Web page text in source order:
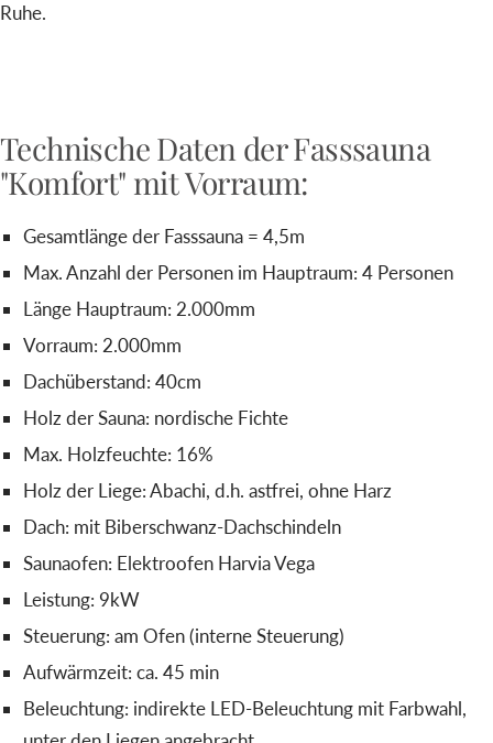
Ruhe.
Technische Daten der Fasssauna
"Komfort" mit Vorraum:
Gesamtlänge der Fasssauna = 4,5m
Max. Anzahl der Personen im Hauptraum: 4 Personen
Länge Hauptraum: 2.000mm
Vorraum: 2.000mm
Dachüberstand: 40cm
Holz der Sauna: nordische Fichte
Max. Holzfeuchte: 16%
Holz der Liege: Abachi, d.h. astfrei, ohne Harz
Dach: mit Biberschwanz-Dachschindeln
Saunaofen: Elektroofen Harvia Vega
Leistung: 9kW
Steuerung: am Ofen (interne Steuerung)
Aufwärmzeit: ca. 45 min
Beleuchtung: indirekte LED-Beleuchtung mit Farbwahl,